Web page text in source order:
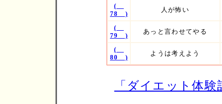
(
78 )
人が怖い
(
79 )
あっと言わせてやる
(
80 )
ようは考えよう
「ダイエット体